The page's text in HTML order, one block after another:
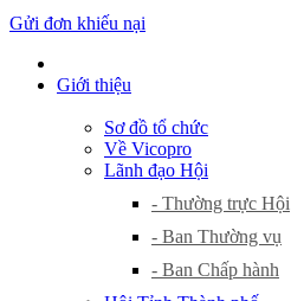
Gửi đơn khiếu nại
Giới thiệu
Sơ đồ tổ chức
Về Vicopro
Lãnh đạo Hội
- Thường trực Hội
- Ban Thường vụ
- Ban Chấp hành